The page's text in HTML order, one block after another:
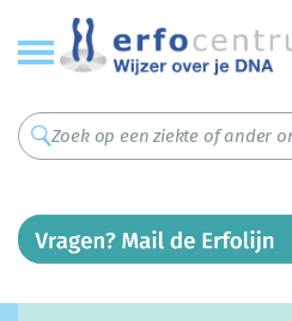
Overslaan
en
naar
inhoud
gaan